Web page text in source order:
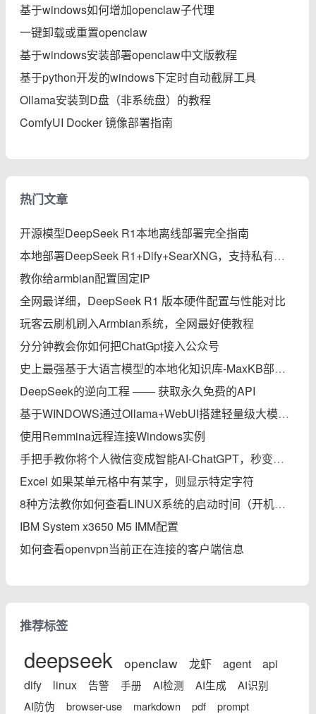
基于windows如何增加openclaw子代理
一键卸载或重置openclaw
基于windows安装部署openclaw中文版教程
基于python开发的windows下定时自动截屏工具
Ollama安装到D盘（非系统盘）的教程
ComfyUI Docker 镜像部署指南
热门文章
开源模型DeepSeek R1本地离线部署完全指南
本地部署DeepSeek R1+Dify+SearXNG，支持私有知识库、智能体、联网搜索的保姆级教程
教你给armbian配置固定IP
全网最详细，DeepSeek R1 版本硬件配置与性能对比
玩客云刷机刷入Armbian系统，全网最好使教程
分分钟教会你如何把ChatGpt接入公众号
史上最强基于大语言模型的本地化知识库-MaxKB部署实践完全指南
DeepSeek的逆向工程 —— 获取永久免费的API
基于WINDOWS通过Ollama+WebUI搭建轻量级大模型本地知识库
使用Remmina远程连接Windows实例
手把手教你将个人微信变成智能AI-ChatGPT，秒变专家
Excel 如果某单元格中有某字，则显示特定字符
8种方法教你如何查看LINUX系统的启动时间（开机后的运行时间）
IBM System x3650 M5 IMM配置
如何查看openvpn当前正在连接的客户端信息
推荐标签
deepseek openclaw 龙虾 agent
api
dify
linux 告警 手册 AI检测 AI生成
AI识别
AI防伪
browser-use markdown pdf
prompt